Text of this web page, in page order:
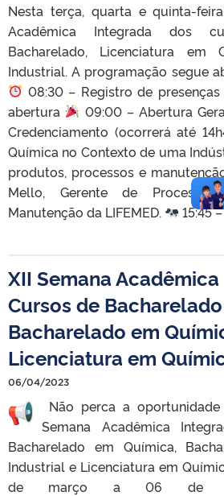
Nesta terça, quarta e quinta-
Acadêmica Integrada dos
Bacharelado, Licenciatura em
Industrial. A programação segue
08:30 – Registro de
abertura
09:00 – Abertura
Credenciamento (ocorrerá até
Química no Contexto de uma
produtos, processos e
Mello, Gerente de
Manutenção da LIFEMED.
15:45
XII Semana
Cursos de
Bacharelado em
Licenciatura em
06/04/2023
Não perca a
Semana Acadêmica
Bacharelado em Química,
Industrial e Licenciatura em
de março a 06 de